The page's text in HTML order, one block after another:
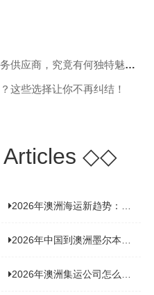
Prev：高性价比海外快递增值服务供应商，究竟有何独特魅力？
这些选择让你不再纠结！
◇◇
2026年澳洲海运新趋势：大件家具运输有何独特门道？
2026年中国到澳洲墨尔本海运专线，背后隐藏哪些物流新机遇？
2026年澳洲集运公司怎么选？个人用户与跨境商家避坑全攻略